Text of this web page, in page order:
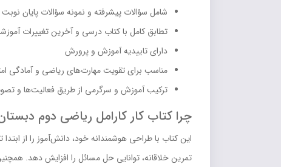
شامل سؤالات پیشرفته و نمونه سؤالات پایان نوبت
تطابق کامل با کتاب درسی و آخرین تغییرات
دارای تاییدیه آموزش و پرورش
مناسب برای تقویت مهارت‌های ریاضی و آمادگی
ترکیب آموزش و سرگرمی از طریق فعالیت‌ها و
چرا کتاب کار کارامل ریاضی دوم
این کتاب با طراحی هوشمندانه خود، دانش‌آموز را از
تمرین خلاقانه، توانایی حل مسائل را افزایش دهد.